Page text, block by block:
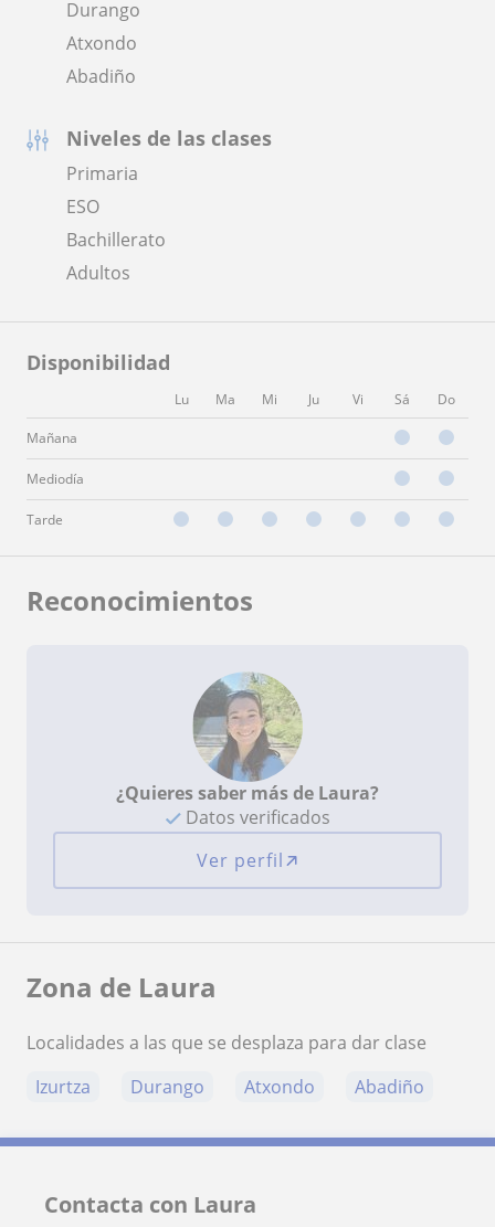
Durango
Atxondo
Abadiño
Niveles de las clases
Primaria
ESO
Bachillerato
Adultos
Disponibilidad
Lu Ma Mi Ju Vi Sá Do
Mañana
Mediodía
Tarde
Reconocimientos
¿Quieres saber más de Laura?
Datos verificados
Ver perfil
Zona de Laura
Localidades a las que se desplaza para dar clase
Izurtza
Durango Atxondo Abadiño
Contacta con Laura